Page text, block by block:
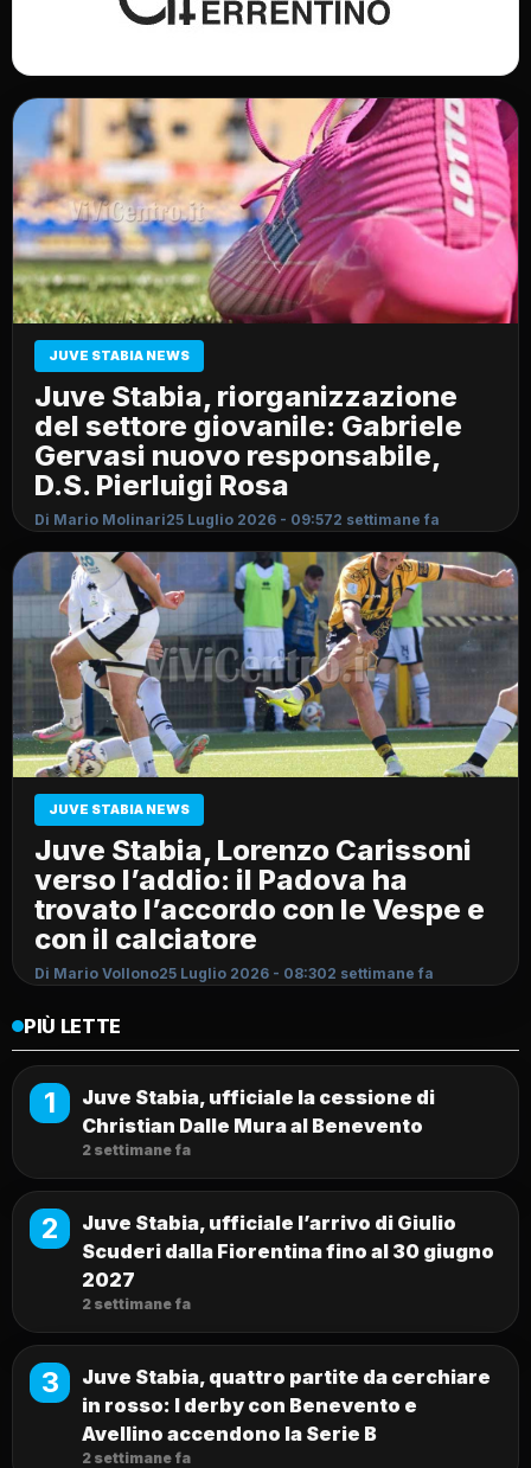
JUVE STABIA NEWS
Juve Stabia, riorganizzazione
del settore giovanile: Gabriele
Gervasi nuovo responsabile,
D.S. Pierluigi Rosa
Di Mario Molinari25 Luglio 2026 - 09:572 settimane fa
JUVE STABIA NEWS
Juve Stabia, Lorenzo Carissoni
verso l’addio: il Padova ha
trovato l’accordo con le Vespe e
con il calciatore
Di Mario Vollono25 Luglio 2026 - 08:302 settimane fa
PIÙ LETTE
1
Juve Stabia, ufficiale la cessione di
Christian Dalle Mura al Benevento
2 settimane fa
2
Juve Stabia, ufficiale l’arrivo di Giulio
Scuderi dalla Fiorentina fino al 30 giugno
2027
2 settimane fa
3
Juve Stabia, quattro partite da cerchiare
in rosso: I derby con Benevento e
Avellino accendono la Serie B
2 settimane fa